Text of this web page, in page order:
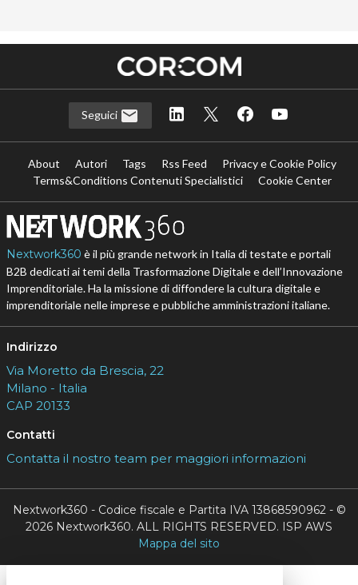
Seguici
About Autori Tags Rss Feed
Privacy e Cookie Policy
Terms&Conditions Contenuti Specialistici
Cookie Center
Nextwork360 è il più grande network in Italia di testate e portali
B2B dedicati ai temi della Trasformazione Digitale e dell’Innovazione
Imprenditoriale. Ha la missione di diffondere la cultura digitale e
imprenditoriale nelle imprese e pubbliche amministrazioni italiane.
Indirizzo
Via Moretto da Brescia, 22
Milano - Italia
CAP 20133
Contatti
Contatta il nostro team per maggiori informazioni
Nextwork360 - Codice fiscale e Partita IVA 13868590962 - ©
2026 Nextwork360. ALL RIGHTS RESERVED. ISP AWS
Mappa del sito